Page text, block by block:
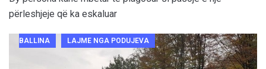
përleshjeje që ka eskaluar
BALLINA LAJME NGA PODUJEVA